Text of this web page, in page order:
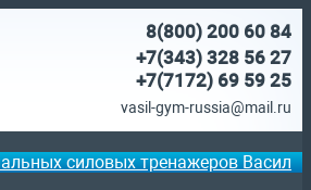
8(800) 200 60 84
+7(343) 328 56 27
+7(7172) 69 59 25
vasil-gym-russia@mail.ru
силовых тренажеров Васил